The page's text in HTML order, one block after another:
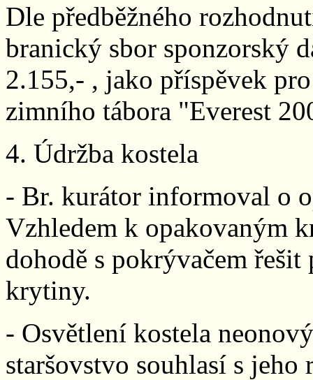
Dle předběžného
branický sbor sponzorský
2.155,- , jako příspěvek
zimního tábora "Everest
4. Údržba kostela
- Br. kurátor informoval o
Vzhledem k opakovaným
dohodě s pokrývačem
krytiny.
- Osvětlení kostela
staršovstvo souhlasí s jeho